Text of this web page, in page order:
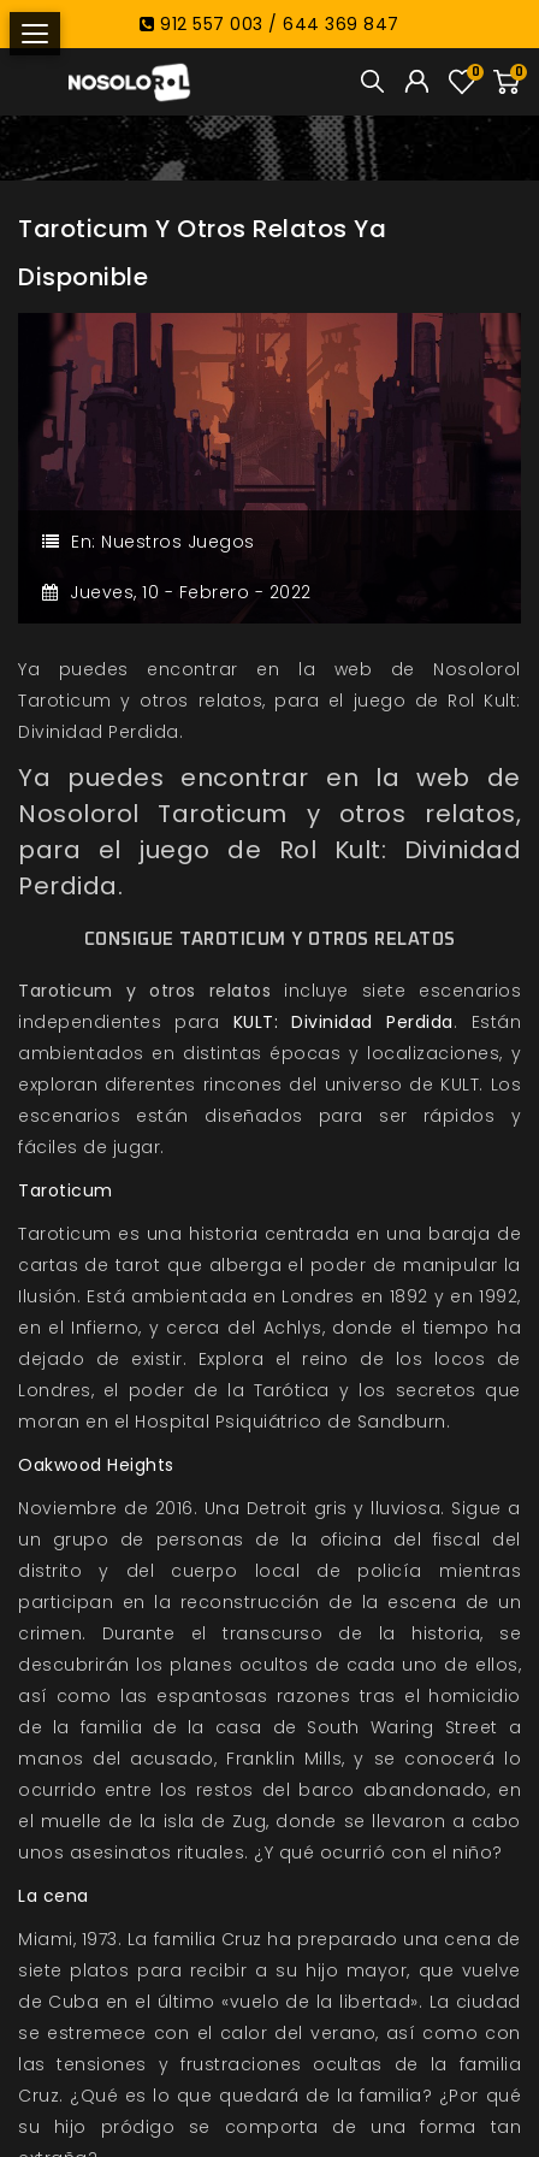
912 557 003 / 644 369 847
0
0
Taroticum Y Otros Relatos Ya
Disponible
En: Nuestros Juegos
Jueves, 10 - Febrero - 2022
Ya puedes encontrar en la web de Nosolorol
Taroticum y otros relatos, para el juego de Rol Kult:
Divinidad Perdida.
Ya puedes encontrar en la web de
Nosolorol Taroticum y otros relatos,
para el juego de Rol Kult: Divinidad
Perdida.
CONSIGUE TAROTICUM Y OTROS RELATOS
Taroticum y otros relatos incluye siete escenarios
independientes para KULT: Divinidad Perdida. Están
ambientados en distintas épocas y localizaciones, y
exploran diferentes rincones del universo de KULT. Los
escenarios están diseñados para ser rápidos y
fáciles de jugar.
Taroticum
Taroticum es una historia centrada en una baraja de
cartas de tarot que alberga el poder de manipular la
Ilusión. Está ambientada en Londres en 1892 y en 1992,
en el Infierno, y cerca del Achlys, donde el tiempo ha
dejado de existir. Explora el reino de los locos de
Londres, el poder de la Tarótica y los secretos que
moran en el Hospital Psiquiátrico de Sandburn.
Oakwood Heights
Noviembre de 2016. Una Detroit gris y lluviosa. Sigue a
un grupo de personas de la oficina del fiscal del
distrito y del cuerpo local de policía mientras
participan en la reconstrucción de la escena de un
crimen. Durante el transcurso de la historia, se
descubrirán los planes ocultos de cada uno de ellos,
así como las espantosas razones tras el homicidio
de la familia de la casa de South Waring Street a
manos del acusado, Franklin Mills, y se conocerá lo
ocurrido entre los restos del barco abandonado, en
el muelle de la isla de Zug, donde se llevaron a cabo
unos asesinatos rituales. ¿Y qué ocurrió con el niño?
La cena
Miami, 1973. La familia Cruz ha preparado una cena de
siete platos para recibir a su hijo mayor, que vuelve
de Cuba en el último «vuelo de la libertad». La ciudad
se estremece con el calor del verano, así como con
las tensiones y frustraciones ocultas de la familia
Cruz. ¿Qué es lo que quedará de la familia? ¿Por qué
su hijo pródigo se comporta de una forma tan